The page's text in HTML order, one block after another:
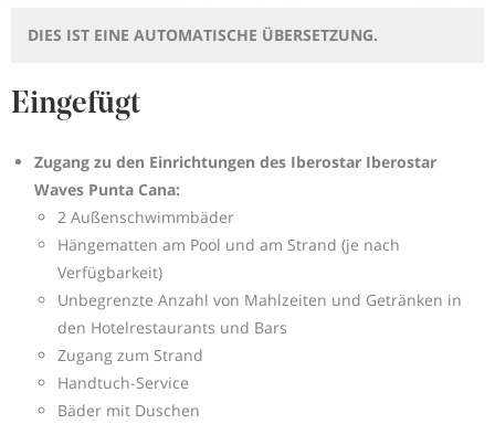
DIES IST EINE AUTOMATISCHE ÜBERSETZUNG.
Eingefügt
Zugang zu den Einrichtungen des Iberostar Iberostar
Waves Punta Cana:
2 Außenschwimmbäder
Hängematten am Pool und am Strand (je nach
Verfügbarkeit)
Unbegrenzte Anzahl von Mahlzeiten und Getränken in
den Hotelrestaurants und Bars
Zugang zum Strand
Handtuch-Service
Bäder mit Duschen